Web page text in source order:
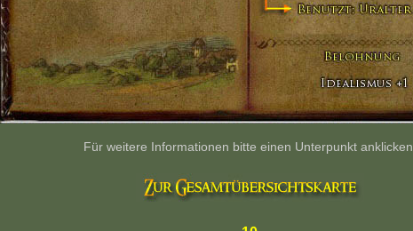
Für weitere Informationen bitte einen Unterpunkt anklicken.